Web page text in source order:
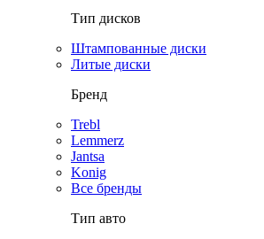
Тип дисков
Штампованные диски
Литые диски
Бренд
Trebl
Lemmerz
Jantsa
Konig
Все бренды
Тип авто